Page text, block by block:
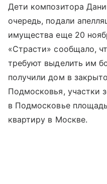
Дети композитора
очередь, подали
имущества еще 20
«Страсти» сообщало,
требуют выделить им
получили дом в
Подмосковья, участки
в Подмосковье
квартиру в Москве.